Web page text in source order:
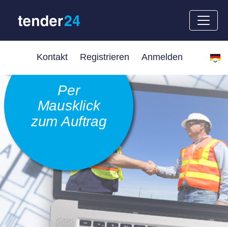
Per
Mausklick
zum Auftrag
Kontakt Registrieren Anmelden